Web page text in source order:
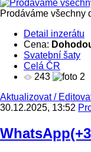
Prodáváme všechny
Detail inzerátu
Cena:
Svatební šaty
Celá ČR
243
2
Aktualizovat/
30.12.2025, 13:52